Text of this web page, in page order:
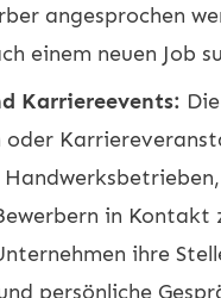
angesprochen
einem neuen Job
Karriereevents:
oder
in Kontakt
ihre
persönliche